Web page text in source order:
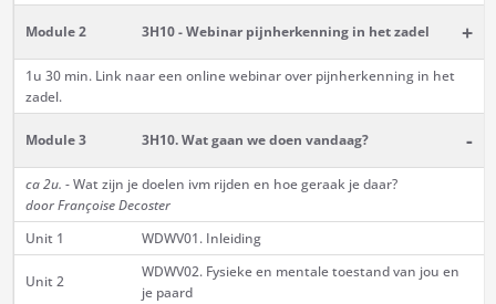
Module 2 3H10 - Webinar pijnherkenning in het zadel +
1u 30 min. Link naar een online webinar over pijnherkenning in het
zadel.
Module 3 3H10. Wat gaan we doen vandaag? -
ca 2u. - Wat zijn je doelen ivm rijden en hoe geraak je daar?
door Françoise Decoster
Unit 1
WDWV01. Inleiding
Unit 2
WDWV02. Fysieke en mentale toestand van jou en
je paard